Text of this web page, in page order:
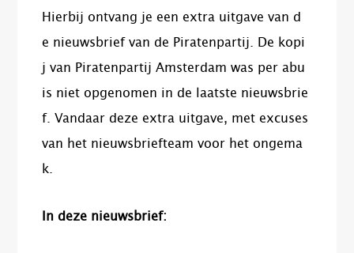
Hierbij ontvang je een extra uitgave van d
e nieuwsbrief van de Piratenpartij. De kopi
j van Piratenpartij Amsterdam was per abu
is niet opgenomen in de laatste nieuwsbrie
f. Vandaar deze extra uitgave, met excuses
van het nieuwsbriefteam voor het ongema
k.
In deze nieuwsbrief: